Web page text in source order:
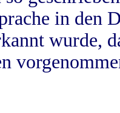
in
wurde,